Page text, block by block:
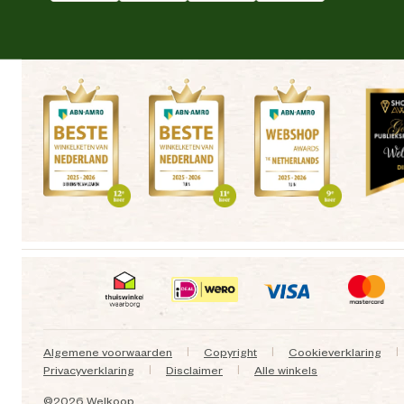
Algemene voorwaarden Copyright Cookieverklaring
Privacyverklaring Disclaimer Alle winkels
©2026 Welkoop